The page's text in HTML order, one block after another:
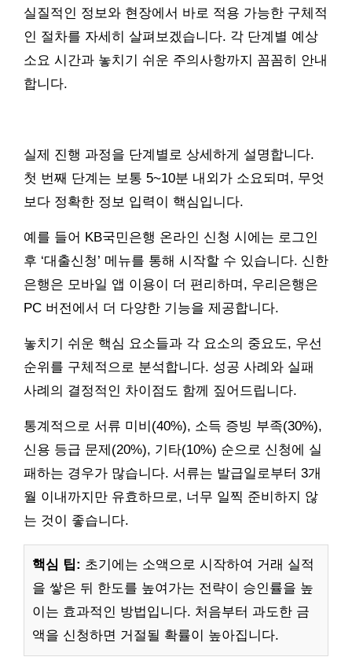
실질적인 정보와 현장에서 바로 적용 가능한 구체적
인 절차를 자세히 살펴보겠습니다. 각 단계별 예상
소요 시간과 놓치기 쉬운 주의사항까지 꼼꼼히 안내
합니다.
실제 진행 과정을 단계별로 상세하게 설명합니다.
첫 번째 단계는 보통 5~10분 내외가 소요되며, 무엇
보다 정확한 정보 입력이 핵심입니다.
예를 들어 KB국민은행 온라인 신청 시에는 로그인
후 ‘대출신청’ 메뉴를 통해 시작할 수 있습니다. 신한
은행은 모바일 앱 이용이 더 편리하며, 우리은행은
PC 버전에서 더 다양한 기능을 제공합니다.
놓치기 쉬운 핵심 요소들과 각 요소의 중요도, 우선
순위를 구체적으로 분석합니다. 성공 사례와 실패
사례의 결정적인 차이점도 함께 짚어드립니다.
통계적으로 서류 미비(40%), 소득 증빙 부족(30%),
신용 등급 문제(20%), 기타(10%) 순으로 신청에 실
패하는 경우가 많습니다. 서류는 발급일로부터 3개
월 이내까지만 유효하므로, 너무 일찍 준비하지 않
는 것이 좋습니다.
핵심 팁: 초기에는 소액으로 시작하여 거래 실적
을 쌓은 뒤 한도를 높여가는 전략이 승인률을 높
이는 효과적인 방법입니다. 처음부터 과도한 금
액을 신청하면 거절될 확률이 높아집니다.